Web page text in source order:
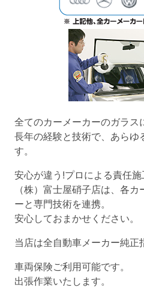
全てのカーメーカーのガラス
長年の経験と技術で、あらゆ
す。
安心が違う!プロによる責任施
（株）富士屋硝子店は、各
ーと専門技術を連携。
安心しておまかせください。
当店は全自動車メーカー純正
車両保険ご利用可能です。
出張作業いたします。